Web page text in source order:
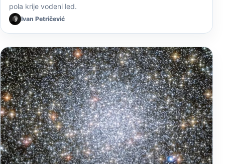
pola krije vodeni led.
Ivan Petričević